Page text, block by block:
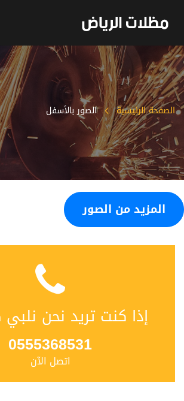
الصفحة الرئيسية الصور بالأسفل
المزيد من الصور
إذا كنت تريد نحن
0555368531
اتصل الآن